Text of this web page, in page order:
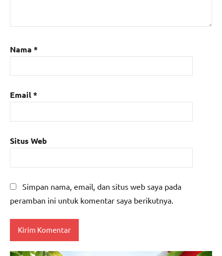
Nama *
Email*
Situs Web
Simpan nama, email, dan situs web saya pada
peramban ini untuk komentar saya berikutnya.